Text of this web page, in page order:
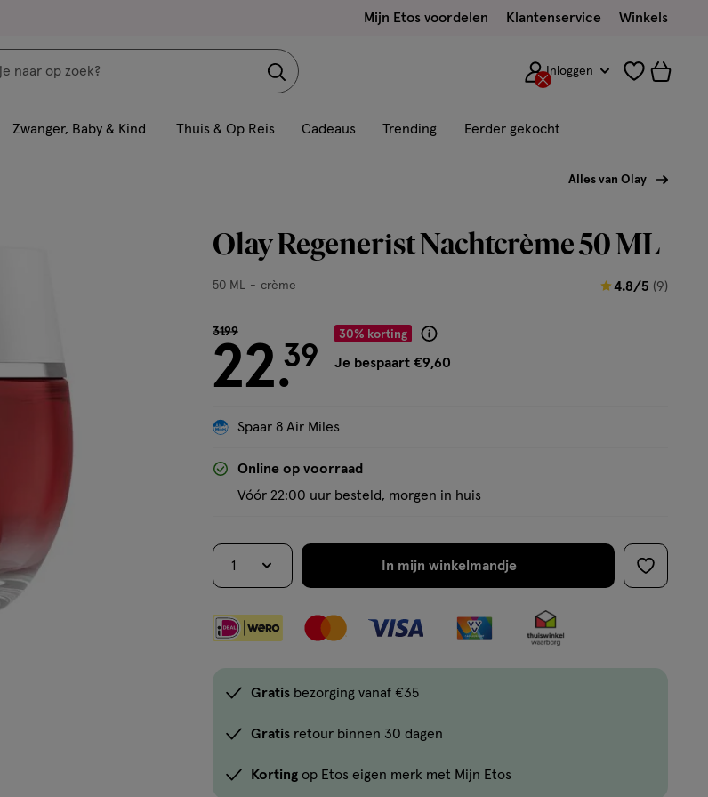
Mijn Etos voordelen Klantenservice Winkels
Inloggen
Zwanger, Baby & Kind Thuis & Op Reis Cadeaus Trending Eerder gekocht
Alles van Olay
Olay Regenerist Nachtcrème 50 ML
50
crème
50 ML crème 4.8/5 (9)
4.8
van € 31.99 voor € 22.39
31.99
22.39
30% korting
Product
badge
Je bespaart €9,60
Spaar 8 Air Miles
Online op voorraad
Vóór 22:00 uur besteld, morgen in huis
1 In mijn winkelmandje
verhoog
met
maximaal
Gratisbezorging vanaf €35
Gratisretour binnen 30 dagen
Kortingop Etos eigen merk met Mijn Etos